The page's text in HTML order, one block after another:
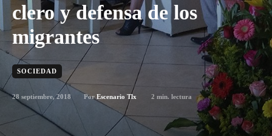
clero y defensa de los
migrantes
SOCIEDAD
28 septiembre, 2018 Por Escenario Tlx 2 min. lectura